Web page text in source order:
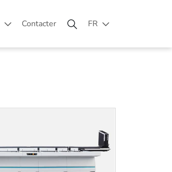
Contacter FR